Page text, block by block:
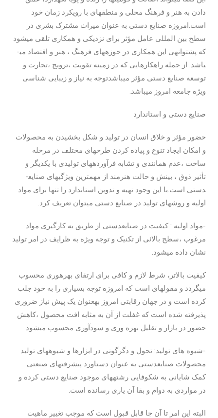
دادن به هنر و فرهنگ محلی و منطقه­ای با رویکرد زمان خود
است.امروزه صنایع دستی به عنوان میراث مشترک بشری در
سطح بین المللی عامل مؤثر برای نزدیکی و همکاری تلقی می­شود
که پشتوانه­ی این همکاری در حوزه­های فرهنگ ، هنر و اقتصاد می­
باشد. از جمله راهکارهایی که در زمینه تقویت ،ترویج ،تجارت و
توسعه صنایع دستی مؤثر می­باشدتوجه به نیاز و زیبایی شناسی
ویژه جامعه امروز می­باشد.
صنایع ­دستی و استاندارد
حضور مؤثر و خلاق انسان در تولید و شکل بخشیدن به محصولات
و امکان ایجاد تنوع و پیاده کردن طرح­های مختلف در مرحله
ساخت ،عدم همانندی و تشابه فرآورده­های تولیدی با یکدیگر و
تأثیر ذوق ، بینش و حالت هنرمند از مهمترین ویژگی­های صنایع­
دستی است.با این وجود تهیه و تدوین استاندارد را تنها برای مواد
اولیه و روش­های تولید در صنایع ­دستی می­توان تعریف کرد.
-مواد اولیه : کیفیت در صنایع­دستی از طریق به­ کارگیری مواد
مرغوب ،سطح بالائی از تکنیک و توجه ویژه به ظرایف در امر تولید
نشان داده می­شود.
کیفیت بالاتر، شرط لازم و کافی برای ارتقای بهره­وری محسوب
می­گردد و مقوله­ای است که امروزه توجه بسیاری را به خود جلب
کرده است و در جهان رقابتی امروز به­عنوان یک پیش نیاز ضروری
پذیرفته شده است که غفلت از آن به مثابه افت محصول ،کاهش
حضور در بازار و تقلیل بهره وری و سودآوری محسوب می­شود.
-شیوه ­های تولید: تحول و دگرگونی در ابزارها و شیوه­های تولید
محصولات صنایع­دستی به عنوان دستاورد پیشرفت­های صنعتی
کمک شایانی به شکوفایی رشته­های موجود صنایع­ دستی کرده و
در مواردی به دوام و بقا آن یاری رسانده است.
البته این امر تا آن جا قابل قبول است که موجب تغییر ماهیت